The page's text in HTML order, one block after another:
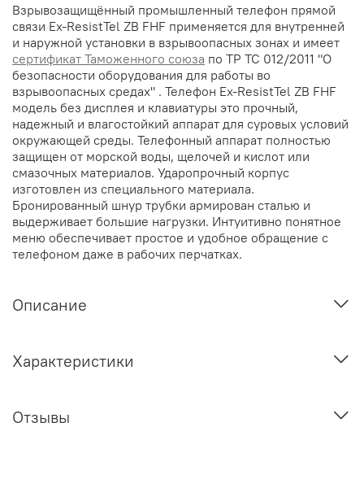
Взрывозащищённый промышленный телефон прямой
связи Ex-ResistTel ZB FHF применяется для внутренней
и наружной установки в взрывоопасных зонах и имеет
сертификат Таможенного союза по ТР ТС 012/2011 "О
безопасности оборудования для работы во
взрывоопасных средах" . Телефон Ex-ResistTel ZB FHF
модель без дисплея и клавиатуры это прочный,
надежный и влагостойкий аппарат для суровых условий
окружающей среды. Телефонный аппарат полностью
защищен от морской воды, щелочей и кислот или
смазочных материалов. Ударопрочный корпус
изготовлен из специального материала.
Бронированный шнур трубки армирован сталью и
выдерживает большие нагрузки. Интуитивно понятное
меню обеспечивает простое и удобное обращение с
телефоном даже в рабочих перчатках.
Описание
Характеристики
Отзывы